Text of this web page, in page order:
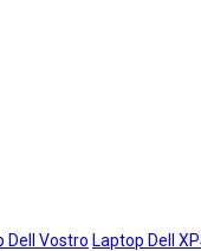
Dell Vostro Laptop Dell